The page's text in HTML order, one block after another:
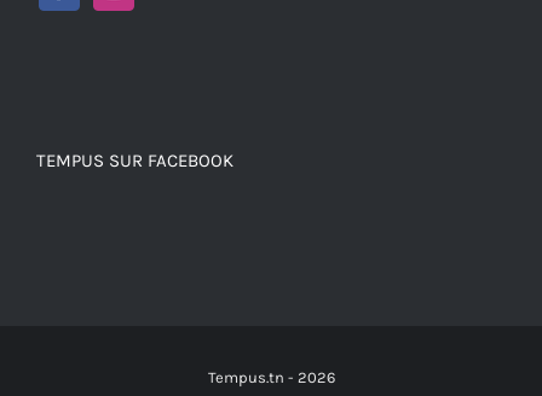
TEMPUS SUR FACEBOOK
Tempus.tn - 2026